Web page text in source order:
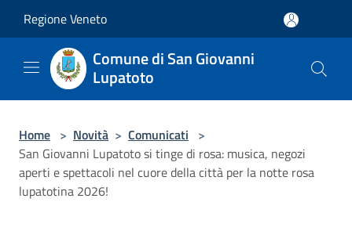
Regione Veneto
Comune di San Giovanni
Lupatoto
Home > Novità > Comunicati >
San Giovanni Lupatoto si tinge di rosa: musica, negozi
aperti e spettacoli nel cuore della città per la notte rosa
lupatotina 2026!